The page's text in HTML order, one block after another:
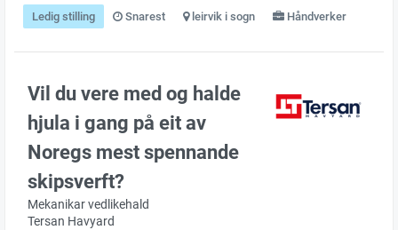
Ledig stilling Snarest leirvik i sogn Håndverker
Vil du vere med og halde
hjula i gang på eit av
Noregs mest spennande
skipsverft?
Mekanikar vedlikehald
Tersan Havyard